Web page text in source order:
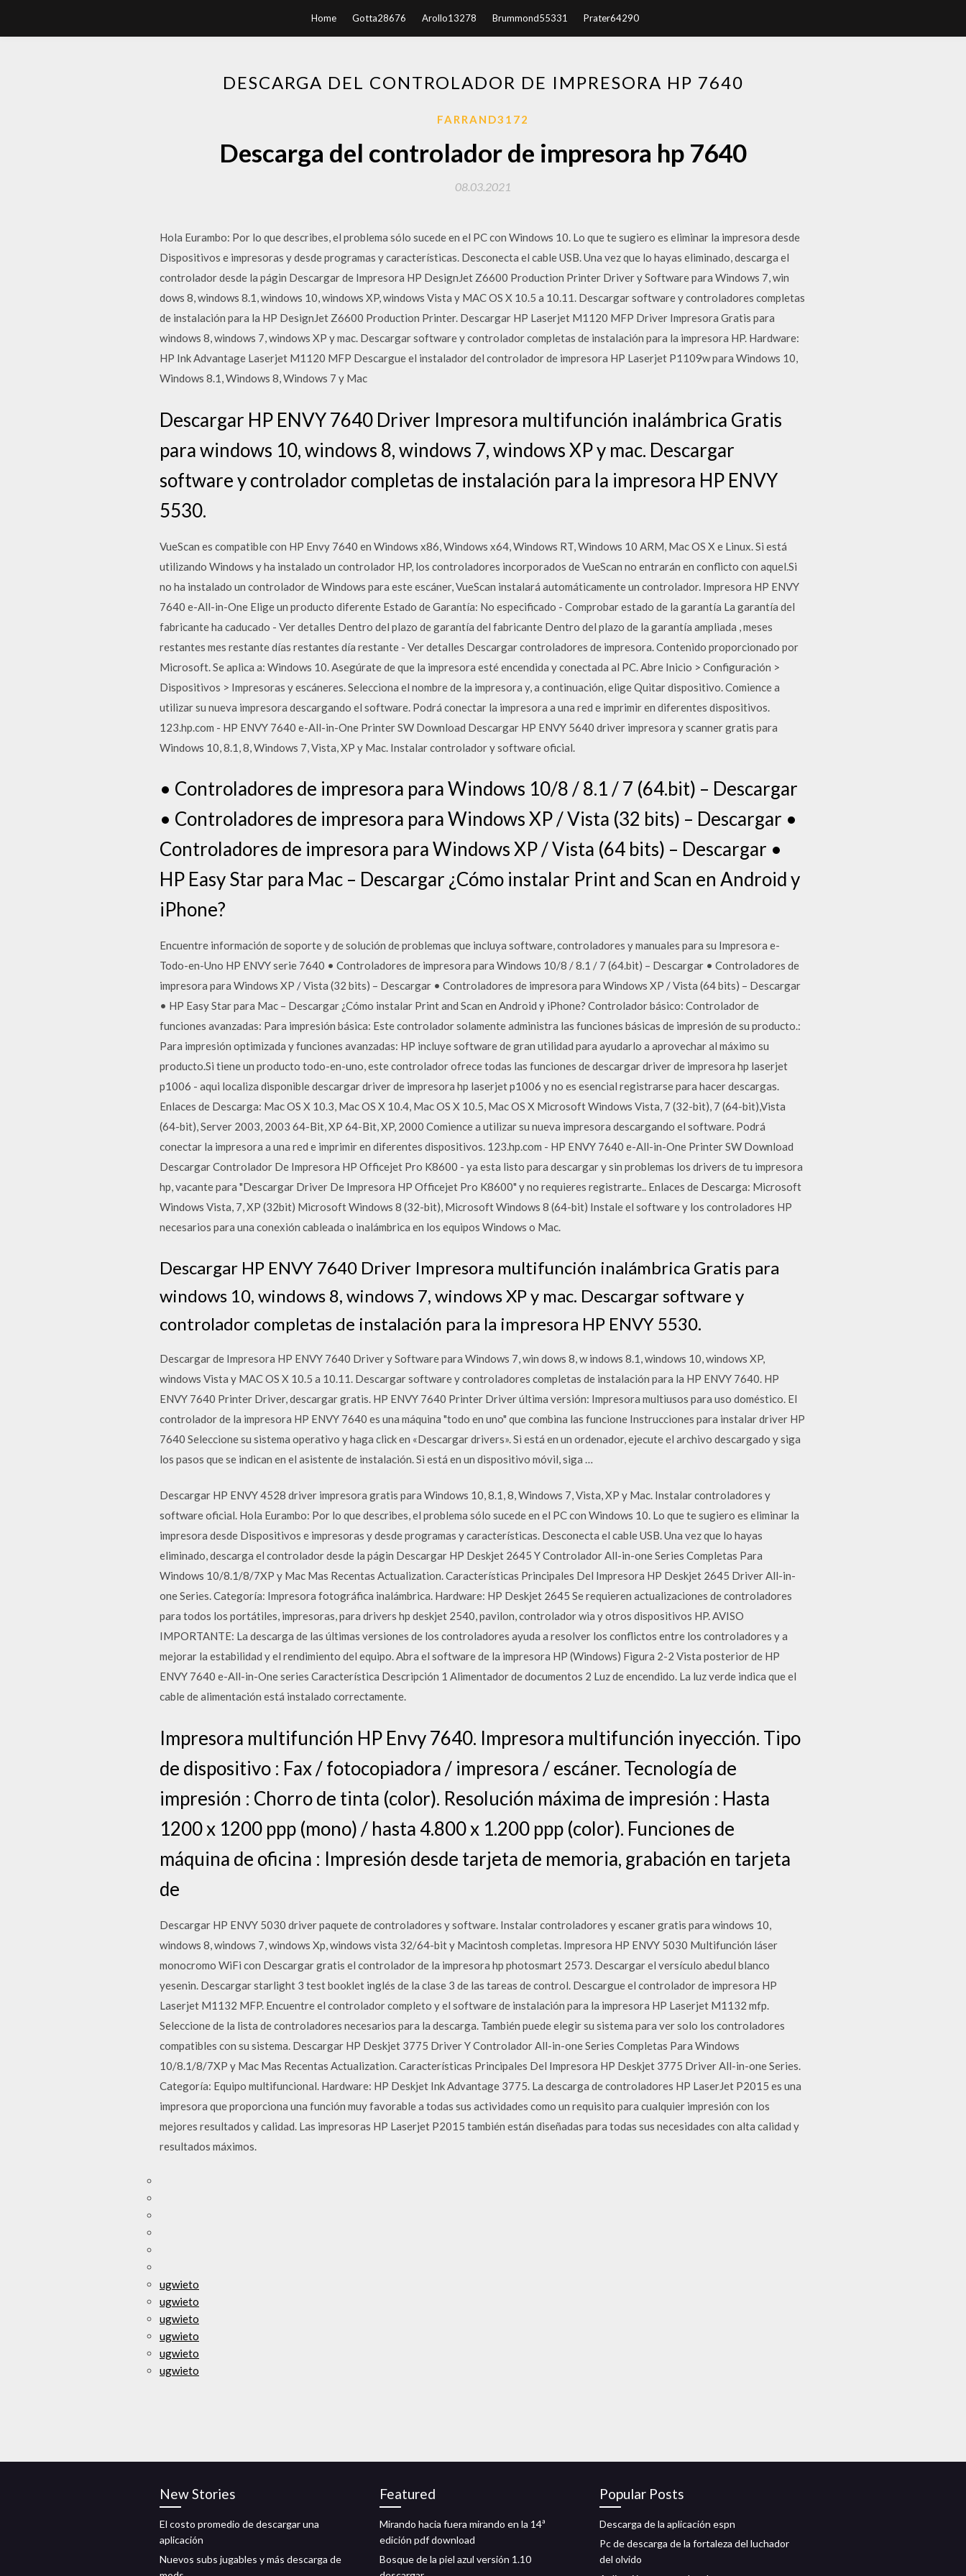
Home Gotta28676 Arollo13278 Brummond55331 Prater64290
DESCARGA DEL CONTROLADOR DE IMPRESORA HP 7640
FARRAND3172
Descarga del controlador de impresora hp 7640
08.03.2021
Hola Eurambo: Por lo que describes, el problema sólo sucede en el PC con Windows 10. Lo que te sugiero es eliminar la impresora desde
Dispositivos e impresoras y desde programas y características. Desconecta el cable USB. Una vez que lo hayas eliminado, descarga el
controlador desde la págin Descargar de Impresora HP DesignJet Z6600 Production Printer Driver y Software para Windows 7, win
dows 8, windows 8.1, windows 10, windows XP, windows Vista y MAC OS X 10.5 a 10.11. Descargar software y controladores completas
de instalación para la HP DesignJet Z6600 Production Printer. Descargar HP Laserjet M1120 MFP Driver Impresora Gratis para
windows 8, windows 7, windows XP y mac. Descargar software y controlador completas de instalación para la impresora HP. Hardware:
HP Ink Advantage Laserjet M1120 MFP Descargue el instalador del controlador de impresora HP Laserjet P1109w para Windows 10,
Windows 8.1, Windows 8, Windows 7 y Mac
Descargar HP ENVY 7640 Driver Impresora multifunción inalámbrica Gratis
para windows 10, windows 8, windows 7, windows XP y mac. Descargar
software y controlador completas de instalación para la impresora HP ENVY
5530.
VueScan es compatible con HP Envy 7640 en Windows x86, Windows x64, Windows RT, Windows 10 ARM, Mac OS X e Linux. Si está
utilizando Windows y ha instalado un controlador HP, los controladores incorporados de VueScan no entrarán en conflicto con aquel.Si
no ha instalado un controlador de Windows para este escáner, VueScan instalará automáticamente un controlador. Impresora HP ENVY
7640 e-All-in-One Elige un producto diferente Estado de Garantía: No especificado - Comprobar estado de la garantía La garantía del
fabricante ha caducado - Ver detalles Dentro del plazo de garantía del fabricante Dentro del plazo de la garantía ampliada , meses
restantes mes restante días restantes día restante - Ver detalles Descargar controladores de impresora. Contenido proporcionado por
Microsoft. Se aplica a: Windows 10. Asegúrate de que la impresora esté encendida y conectada al PC. Abre Inicio > Configuración >
Dispositivos > Impresoras y escáneres. Selecciona el nombre de la impresora y, a continuación, elige Quitar dispositivo. Comience a
utilizar su nueva impresora descargando el software. Podrá conectar la impresora a una red e imprimir en diferentes dispositivos.
123.hp.com - HP ENVY 7640 e-All-in-One Printer SW Download Descargar HP ENVY 5640 driver impresora y scanner gratis para
Windows 10, 8.1, 8, Windows 7, Vista, XP y Mac. Instalar controlador y software oficial.
• Controladores de impresora para Windows 10/8 / 8.1 / 7 (64.bit) – Descargar
• Controladores de impresora para Windows XP / Vista (32 bits) – Descargar •
Controladores de impresora para Windows XP / Vista (64 bits) – Descargar •
HP Easy Star para Mac – Descargar ¿Cómo instalar Print and Scan en Android y
iPhone?
Encuentre información de soporte y de solución de problemas que incluya software, controladores y manuales para su Impresora e-
Todo-en-Uno HP ENVY serie 7640 • Controladores de impresora para Windows 10/8 / 8.1 / 7 (64.bit) – Descargar • Controladores de
impresora para Windows XP / Vista (32 bits) – Descargar • Controladores de impresora para Windows XP / Vista (64 bits) – Descargar
• HP Easy Star para Mac – Descargar ¿Cómo instalar Print and Scan en Android y iPhone? Controlador básico: Controlador de
funciones avanzadas: Para impresión básica: Este controlador solamente administra las funciones básicas de impresión de su producto.:
Para impresión optimizada y funciones avanzadas: HP incluye software de gran utilidad para ayudarlo a aprovechar al máximo su
producto.Si tiene un producto todo-en-uno, este controlador ofrece todas las funciones de descargar driver de impresora hp laserjet
p1006 - aqui localiza disponible descargar driver de impresora hp laserjet p1006 y no es esencial registrarse para hacer descargas.
Enlaces de Descarga: Mac OS X 10.3, Mac OS X 10.4, Mac OS X 10.5, Mac OS X Microsoft Windows Vista, 7 (32-bit), 7 (64-bit),Vista
(64-bit), Server 2003, 2003 64-Bit, XP 64-Bit, XP, 2000 Comience a utilizar su nueva impresora descargando el software. Podrá
conectar la impresora a una red e imprimir en diferentes dispositivos. 123.hp.com - HP ENVY 7640 e-All-in-One Printer SW Download
Descargar Controlador De Impresora HP Officejet Pro K8600 - ya esta listo para descargar y sin problemas los drivers de tu impresora
hp, vacante para "Descargar Driver De Impresora HP Officejet Pro K8600" y no requieres registrarte.. Enlaces de Descarga: Microsoft
Windows Vista, 7, XP (32bit) Microsoft Windows 8 (32-bit), Microsoft Windows 8 (64-bit) Instale el software y los controladores HP
necesarios para una conexión cableada o inalámbrica en los equipos Windows o Mac.
Descargar HP ENVY 7640 Driver Impresora multifunción inalámbrica Gratis para
windows 10, windows 8, windows 7, windows XP y mac. Descargar software y
controlador completas de instalación para la impresora HP ENVY 5530.
Descargar de Impresora HP ENVY 7640 Driver y Software para Windows 7, win dows 8, w indows 8.1, windows 10, windows XP,
windows Vista y MAC OS X 10.5 a 10.11. Descargar software y controladores completas de instalación para la HP ENVY 7640. HP
ENVY 7640 Printer Driver, descargar gratis. HP ENVY 7640 Printer Driver última versión: Impresora multiusos para uso doméstico. El
controlador de la impresora HP ENVY 7640 es una máquina "todo en uno" que combina las funcione Instrucciones para instalar driver HP
7640 Seleccione su sistema operativo y haga click en «Descargar drivers». Si está en un ordenador, ejecute el archivo descargado y siga
los pasos que se indican en el asistente de instalación. Si está en un dispositivo móvil, siga …
Descargar HP ENVY 4528 driver impresora gratis para Windows 10, 8.1, 8, Windows 7, Vista, XP y Mac. Instalar controladores y
software oficial. Hola Eurambo: Por lo que describes, el problema sólo sucede en el PC con Windows 10. Lo que te sugiero es eliminar la
impresora desde Dispositivos e impresoras y desde programas y características. Desconecta el cable USB. Una vez que lo hayas
eliminado, descarga el controlador desde la págin Descargar HP Deskjet 2645 Y Controlador All-in-one Series Completas Para
Windows 10/8.1/8/7XP y Mac Mas Recentas Actualization. Características Principales Del Impresora HP Deskjet 2645 Driver All-in-
one Series. Categoría: Impresora fotográfica inalámbrica. Hardware: HP Deskjet 2645 Se requieren actualizaciones de controladores
para todos los portátiles, impresoras, para drivers hp deskjet 2540, pavilon, controlador wia y otros dispositivos HP. AVISO
IMPORTANTE: La descarga de las últimas versiones de los controladores ayuda a resolver los conflictos entre los controladores y a
mejorar la estabilidad y el rendimiento del equipo. Abra el software de la impresora HP (Windows) Figura 2-2 Vista posterior de HP
ENVY 7640 e-All-in-One series Característica Descripción 1 Alimentador de documentos 2 Luz de encendido. La luz verde indica que el
cable de alimentación está instalado correctamente.
Impresora multifunción HP Envy 7640. Impresora multifunción inyección. Tipo
de dispositivo : Fax / fotocopiadora / impresora / escáner. Tecnología de
impresión : Chorro de tinta (color). Resolución máxima de impresión : Hasta
1200 x 1200 ppp (mono) / hasta 4.800 x 1.200 ppp (color). Funciones de
máquina de oficina : Impresión desde tarjeta de memoria, grabación en tarjeta
de
Descargar HP ENVY 5030 driver paquete de controladores y software. Instalar controladores y escaner gratis para windows 10,
windows 8, windows 7, windows Xp, windows vista 32/64-bit y Macintosh completas. Impresora HP ENVY 5030 Multifunción láser
monocromo WiFi con Descargar gratis el controlador de la impresora hp photosmart 2573. Descargar el versículo abedul blanco
yesenin. Descargar starlight 3 test booklet inglés de la clase 3 de las tareas de control. Descargue el controlador de impresora HP
Laserjet M1132 MFP. Encuentre el controlador completo y el software de instalación para la impresora HP Laserjet M1132 mfp.
Seleccione de la lista de controladores necesarios para la descarga. También puede elegir su sistema para ver solo los controladores
compatibles con su sistema. Descargar HP Deskjet 3775 Driver Y Controlador All-in-one Series Completas Para Windows
10/8.1/8/7XP y Mac Mas Recentas Actualization. Características Principales Del Impresora HP Deskjet 3775 Driver All-in-one Series.
Categoría: Equipo multifuncional. Hardware: HP Deskjet Ink Advantage 3775. La descarga de controladores HP LaserJet P2015 es una
impresora que proporciona una función muy favorable a todas sus actividades como un requisito para cualquier impresión con los
mejores resultados y calidad. Las impresoras HP Laserjet P2015 también están diseñadas para todas sus necesidades con alta calidad y
resultados máximos.
ugwieto
ugwieto
ugwieto
ugwieto
ugwieto
ugwieto
New Stories
El costo promedio de descargar una
aplicación
Nuevos subs jugables y más descarga de
Featured
Mirando hacia fuera mirando en la 14ª
edición pdf download
Bosque de la piel azul versión 1.10
Popular Posts
Descarga de la aplicación espn
Pc de descarga de la fortaleza del luchador
del olvido